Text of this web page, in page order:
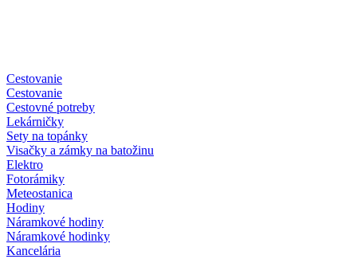
Cestovanie
Cestovanie
Cestovné potreby
Lekárničky
Sety na topánky
Visačky a zámky na batožinu
Elektro
Fotorámiky
Meteostanica
Hodiny
Náramkové hodiny
Náramkové hodinky
Kancelária